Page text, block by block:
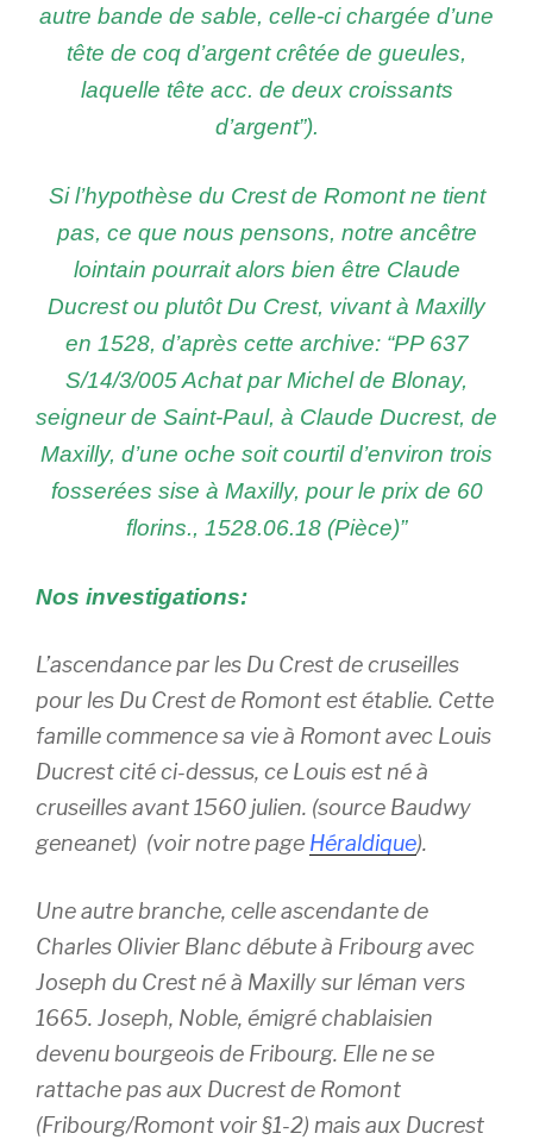
autre bande de sable, celle-ci chargée d’une
tête de coq d’argent crêtée de gueules,
laquelle tête acc. de deux croissants
d’argent”).
Si l’hypothèse du Crest de Romont ne tient
pas, ce que nous pensons, notre ancêtre
lointain pourrait alors bien être Claude
Ducrest ou plutôt Du Crest, vivant à Maxilly
en 1528, d’après cette archive: “PP 637
S/14/3/005 Achat par Michel de Blonay,
seigneur de Saint-Paul, à Claude Ducrest, de
Maxilly, d’une oche soit courtil d’environ trois
fosserées sise à Maxilly, pour le prix de 60
florins., 1528.06.18 (Pièce)”
Nos investigations:
L’ascendance par les Du Crest de cruseilles
pour les Du Crest de Romont est établie. Cette
famille commence sa vie à Romont avec Louis
Ducrest cité ci-dessus, ce Louis est né à
cruseilles avant 1560 julien. (source Baudwy
geneanet) (voir notre page Héraldique).
Une autre branche, celle ascendante de
Charles Olivier Blanc débute à Fribourg avec
Joseph du Crest né à Maxilly sur léman vers
1665. Joseph, Noble, émigré chablaisien
devenu bourgeois de Fribourg. Elle ne se
rattache pas aux Ducrest de Romont
(Fribourg/Romont voir §1-2) mais aux Ducrest